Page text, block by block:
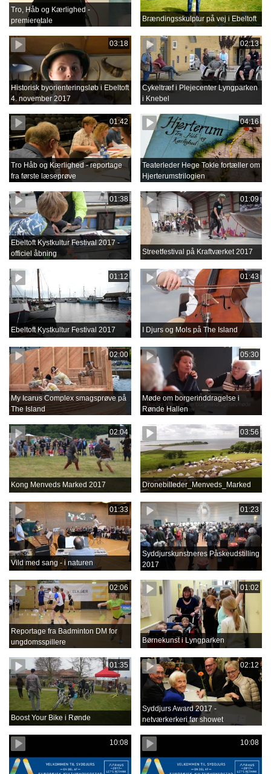
Tro, Håb og Kærlighed -
premieretale
Brændingsskulptur på vej i Ebeltoft
03:18
Historisk byorienteringsløb i Ebeltoft
4. november 2017
02:13
Cykeltræf i Plejecenter Lyngparken
i Knebel
01:42
Tro Håb og Kærlighed - reportage
fra første læseprøve
04:16
Teaterleder Hege Tokle fortæller om
Hjerterumstrilogien
01:38
Ebeltoft Kystkultur Festival 2017 -
officiel åbning
01:09
Streetfestival på Kraftværket 2017
01:12
Ebeltoft Kystkultur Festival 2017
01:43
I Djurs og Mols på The Island
02:00
My Icarus Complex smagsprøve på
The Island
05:30
Møde om borgerinddragelse i
Rønde Hallen
02:04
Kong Menveds Marked 2017
03:56
Dronebilleder_Menveds_Marked
01:33
Vild med sang - i naturen
01:23
Syddjurskunstneres Påskeudstilling
2017
02:06
Reportage fra Badminton DM for
ungdomsspillere
01:02
Børnekunst i Lyngparken
01:35
Boost Your Bike i Rønde
02:12
Syddjurs Award 2017 -
netværkerkeri før showet
10:08 10:08